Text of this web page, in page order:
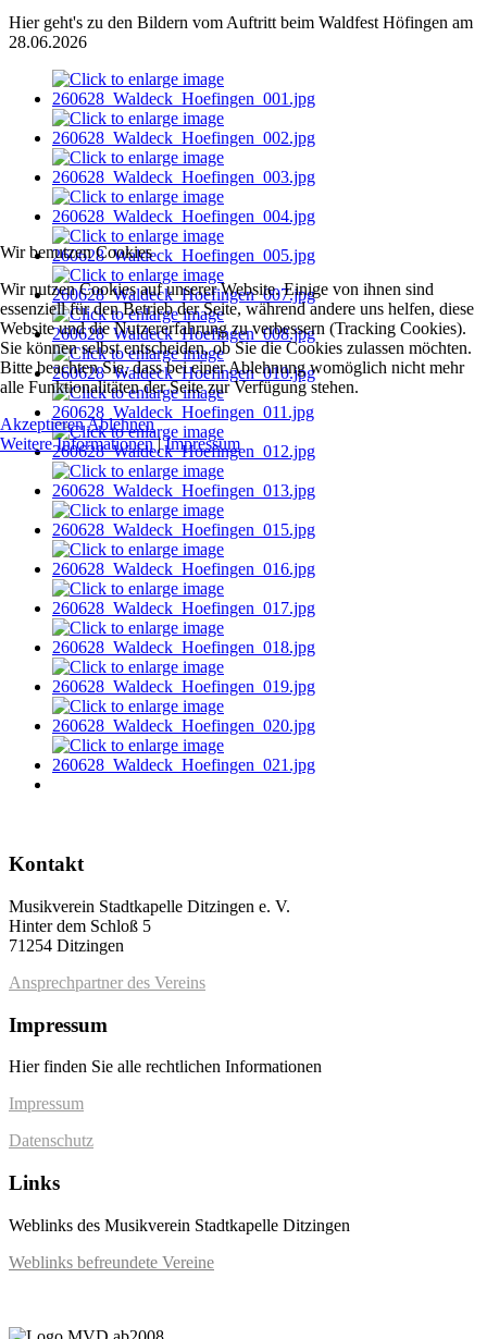
Hier geht's zu den Bildern vom Auftritt beim Waldfest Höfingen am
28.06.2026
Kontakt
Musikverein Stadtkapelle Ditzingen e. V.
Hinter dem Schloß 5
71254 Ditzingen
Ansprechpartner des Vereins
Impressum
Hier finden Sie alle rechtlichen Informationen
Impressum
Datenschutz
Links
Weblinks des Musikverein Stadtkapelle Ditzingen
Weblinks befreundete Vereine
Wir benutzen Cookies
Wir nutzen Cookies auf unserer Website. Einige von ihnen sind
essenziell für den Betrieb der Seite, während andere uns helfen, diese
Website und die Nutzererfahrung zu verbessern (Tracking Cookies).
Sie können selbst entscheiden, ob Sie die Cookies zulassen möchten.
Bitte beachten Sie, dass bei einer Ablehnung womöglich nicht mehr
alle Funktionalitäten der Seite zur Verfügung stehen.
AkzeptierenAblehnen
Weitere Informationen|Impressum